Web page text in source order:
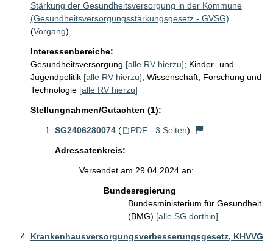
Stärkung der Gesundheitsversorgung in der Kommune
(Gesundheitsversorgungsstärkungsgesetz - GVSG)
(Vorgang)
Interessenbereiche:
Gesundheitsversorgung [alle RV hierzu]; Kinder- und
Jugendpolitik [alle RV hierzu]; Wissenschaft, Forschung und
Technologie [alle RV hierzu]
Stellungnahmen/Gutachten (1):
SG2406280074 ( PDF - 3 Seiten)
Adressatenkreis:
Versendet am 29.04.2024 an:
Bundesregierung
Bundesministerium für Gesundheit
(BMG) [alle SG dorthin]
Krankenhausversorgungsverbesserungsgesetz, KHVVG